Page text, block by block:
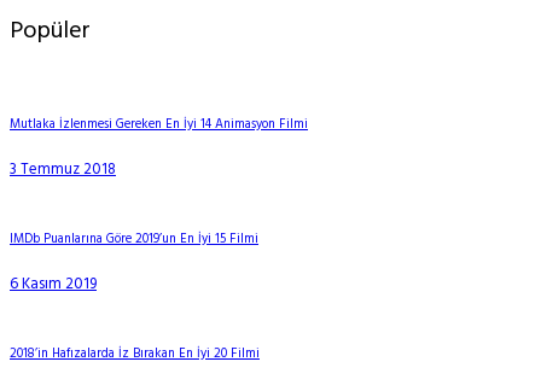
Popüler
Mutlaka İzlenmesi Gereken En İyi 14 Animasyon Filmi
3 Temmuz 2018
IMDb Puanlarına Göre 2019’un En İyi 15 Filmi
6 Kasım 2019
2018’in Hafızalarda İz Bırakan En İyi 20 Filmi